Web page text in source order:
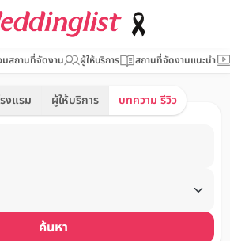
มสถานที่จัดงาน ผู้ให้บริการ สถานที่จัดงานแนะนำ
งแรม ผู้ให้บริการ บทความ รีวิว
ค้นหา